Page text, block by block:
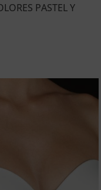
PASTEL Y